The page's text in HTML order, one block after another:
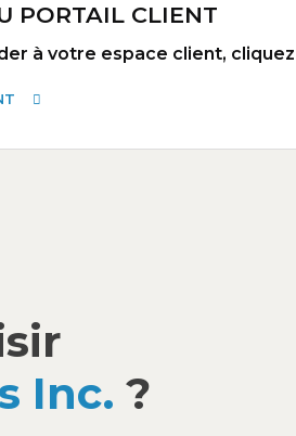
PORTAIL CLIENT
à votre espace client, cliquez
Inc. ?